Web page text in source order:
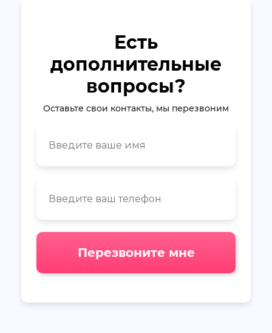
Есть
дополнительные
вопросы?
Оставьте свои контакты, мы перезвоним
Перезвоните мне